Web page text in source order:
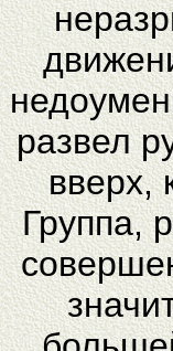
развел
вверх,
Группа,